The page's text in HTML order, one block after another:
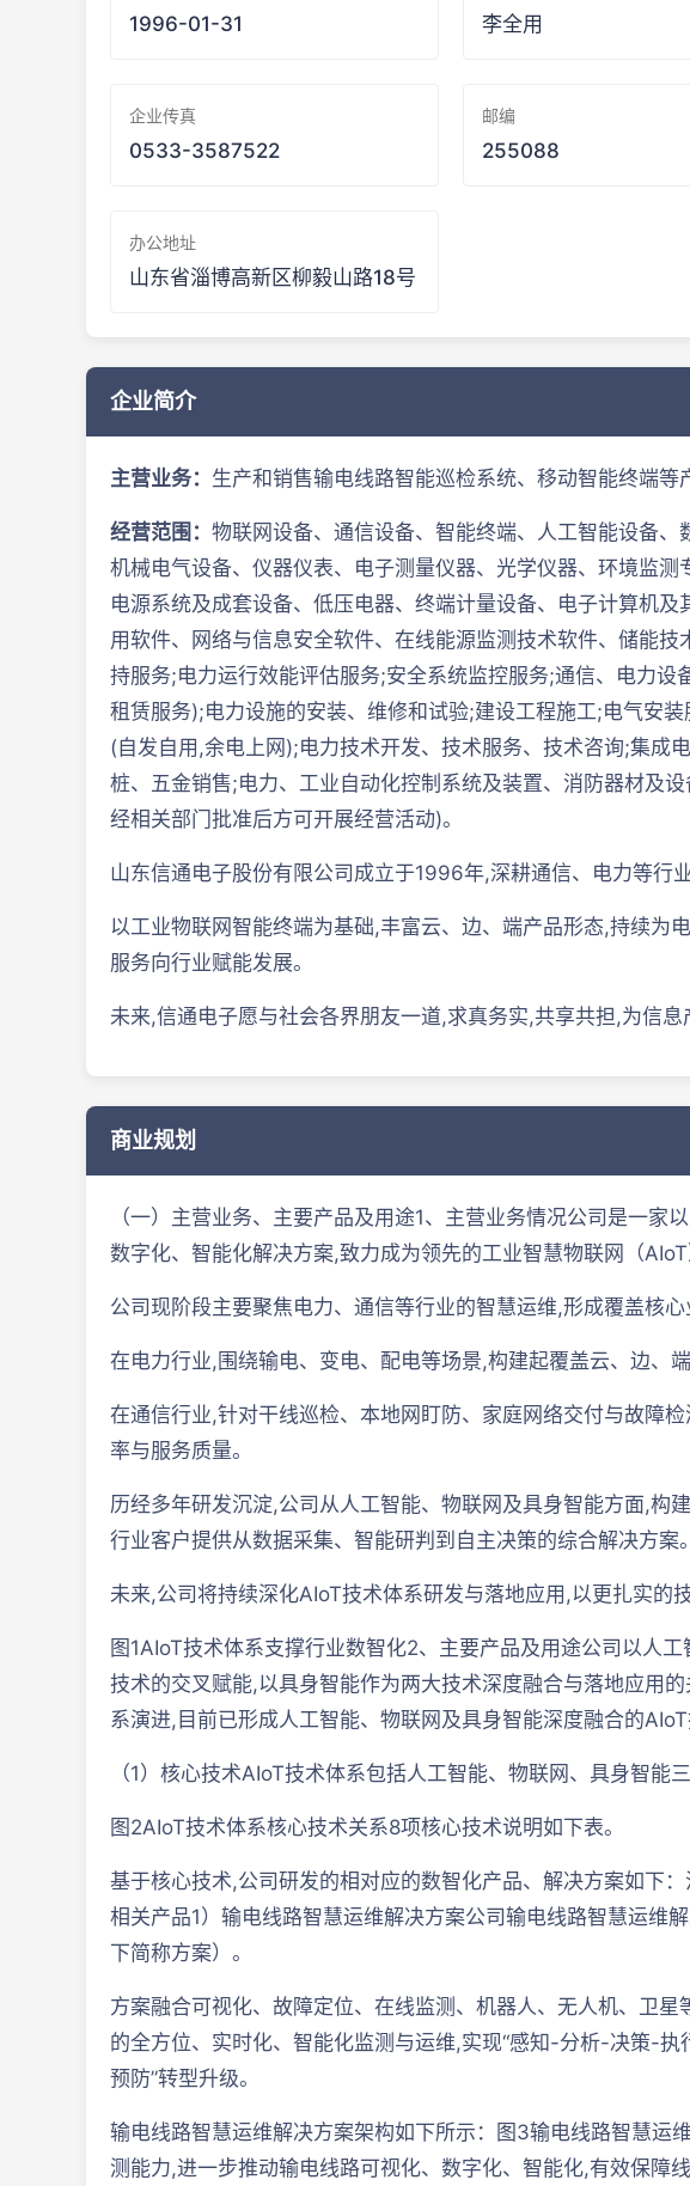
1996-01-31 李全用
企业传真
0533-3587522
邮编
255088
办公地址
山东省淄博高新区柳毅山路18号
企业简介
主营业务： 生产和销售输电线路智能巡检系统、移动智能终端等
经营范围： 物联网设备、通信设备、智能终端、人工智能设备
机械电气设备、仪器仪表、电子测量仪器、光学仪器、环境监
电源系统及成套设备、低压电器、终端计量设备、电子计算机
用软件、网络与信息安全软件、在线能源监测技术软件、储能
持服务;电力运行效能评估服务;安全系统监控服务;通信、电力
租赁服务);电力设施的安装、维修和试验;建设工程施工;电气安
(自发自用,余电上网);电力技术开发、技术服务、技术咨询;集成
桩、五金销售;电力、工业自动化控制系统及装置、消防器材及
经相关部门批准后方可开展经营活动)。
山东信通电子股份有限公司成立于1996年,深耕通信、电力等行
以工业物联网智能终端为基础,丰富云、边、端产品形态,持续为
服务向行业赋能发展。
未来,信通电子愿与社会各界朋友一道,求真务实,共享共担,为信息
商业规划
（一）主营业务、主要产品及用途1、主营业务情况公司是一
数字化、智能化解决方案,致力成为领先的工业智慧物联网（AIoT
公司现阶段主要聚焦电力、通信等行业的智慧运维,形成覆盖核
在电力行业,围绕输电、变电、配电等场景,构建起覆盖云、边、
在通信行业,针对干线巡检、本地网盯防、家庭网络交付与故障
率与服务质量。
历经多年研发沉淀,公司从人工智能、物联网及具身智能方面,构
行业客户提供从数据采集、智能研判到自主决策的综合解决方案。
未来,公司将持续深化AIoT技术体系研发与落地应用,以更扎实的
图1AIoT技术体系支撑行业数智化2、主要产品及用途公司以人
技术的交叉赋能,以具身智能作为两大技术深度融合与落地应用
系演进,目前已形成人工智能、物联网及具身智能深度融合的AIoT
（1）核心技术AIoT技术体系包括人工智能、物联网、具身智能
图2AIoT技术体系核心技术关系8项核心技术说明如下表。
基于核心技术,公司研发的相对应的数智化产品、解决方案如下
相关产品1）输电线路智慧运维解决方案公司输电线路智慧运维
下简称方案）。
方案融合可视化、故障定位、在线监测、机器人、无人机、卫
的全方位、实时化、智能化监测与运维,实现“感知-分析-决策-
预防”转型升级。
输电线路智慧运维解决方案架构如下所示：图3输电线路智慧运
测能力,进一步推动输电线路可视化、数字化、智能化,有效保障